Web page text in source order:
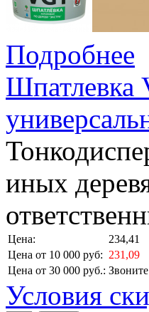
Подробнее
иных
Цена:
234,41
Цена от 10 000 руб: 231,09
Цена от 30 000 руб.:
Условия